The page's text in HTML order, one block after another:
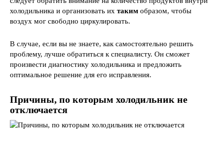
холодильника и организовать их таким образом, чтобы
воздух мог свободно циркулировать.
В случае, если вы не знаете, как самостоятельно решить
проблему, лучше обратиться к специалисту. Он сможет
произвести диагностику холодильника и предложить
оптимальное решение для его исправления.
Причины, по которым холодильник не
отключается